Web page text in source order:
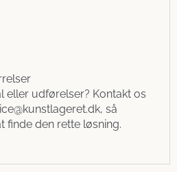
eller udførelser? Kontakt os
, så
finde den rette løsning.